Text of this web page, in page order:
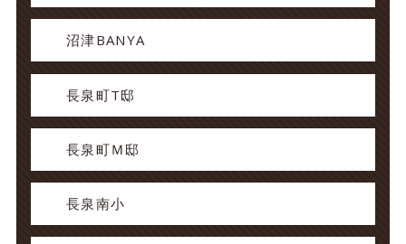
沼津BANYA
長泉町T邸
長泉町Ｍ邸
長泉南小